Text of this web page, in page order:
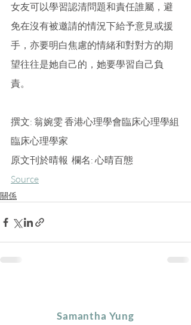
女友可以學習認清問題和責任誰屬，避
免在沒有被邀請的情況下給予意見或援
手，亦要明白焦慮的情緒和對對方的期
望往往是她自己的，她要學習自己負
責。
撰文: 翁婉雯 香港心理學會臨床心理學組
臨床心理學家
原文刊於晴報  欄名: 心晴百態
Source
關係
Samantha Yung